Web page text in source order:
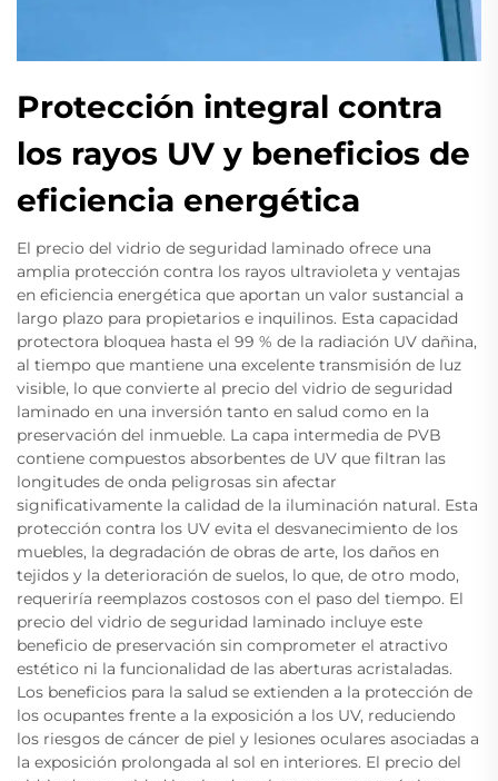
Protección integral contra
los rayos UV y beneficios de
eficiencia energética
El precio del vidrio de seguridad laminado ofrece una
amplia protección contra los rayos ultravioleta y ventajas
en eficiencia energética que aportan un valor sustancial a
largo plazo para propietarios e inquilinos. Esta capacidad
protectora bloquea hasta el 99 % de la radiación UV dañina,
al tiempo que mantiene una excelente transmisión de luz
visible, lo que convierte al precio del vidrio de seguridad
laminado en una inversión tanto en salud como en la
preservación del inmueble. La capa intermedia de PVB
contiene compuestos absorbentes de UV que filtran las
longitudes de onda peligrosas sin afectar
significativamente la calidad de la iluminación natural. Esta
protección contra los UV evita el desvanecimiento de los
muebles, la degradación de obras de arte, los daños en
tejidos y la deterioración de suelos, lo que, de otro modo,
requeriría reemplazos costosos con el paso del tiempo. El
precio del vidrio de seguridad laminado incluye este
beneficio de preservación sin comprometer el atractivo
estético ni la funcionalidad de las aberturas acristaladas.
Los beneficios para la salud se extienden a la protección de
los ocupantes frente a la exposición a los UV, reduciendo
los riesgos de cáncer de piel y lesiones oculares asociadas a
la exposición prolongada al sol en interiores. El precio del